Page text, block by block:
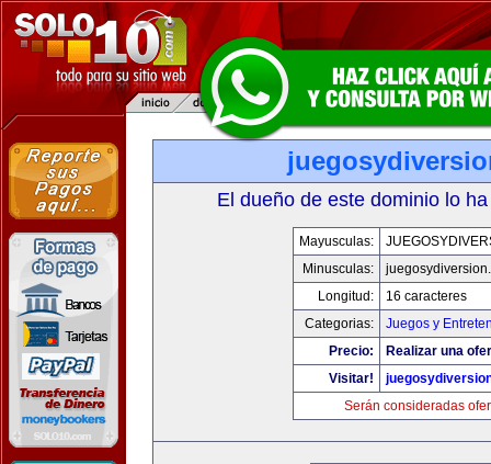
El dueño de este dominio lo
Mayusculas:
Minusculas:
Longitud:
16 caracteres
Categorias:
Juegos y
Precio:
Realizar una
Visitar!
Serán consideradas